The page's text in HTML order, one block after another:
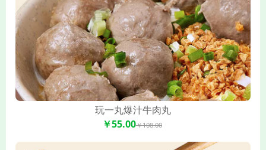
玩一丸爆汁牛肉丸
￥55.00￥108.00